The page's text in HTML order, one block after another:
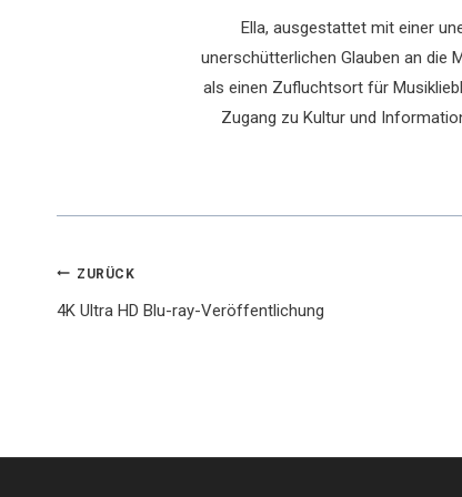
Ella, ausgestattet mit einer
unerschütterlichen Glauben an die
als einen Zufluchtsort für
Zugang zu Kultur und
Beitragsnavigation
ZURÜCK
4K Ultra HD Blu-ray-Veröffentlichung